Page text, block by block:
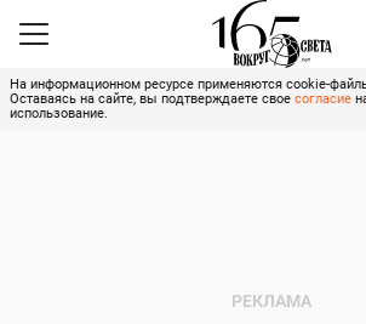
На информационном ресурсе применяются cookie-
Оставаясь на сайте, вы подтверждаете свое согласие
использование.